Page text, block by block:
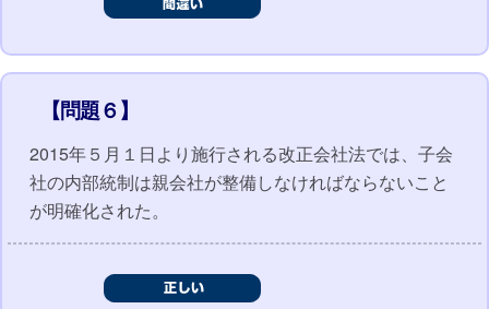
【問題６】
2015年５月１日より施行される改正会社法では、子会
社の内部統制は親会社が整備しなければならないこと
が明確化された。